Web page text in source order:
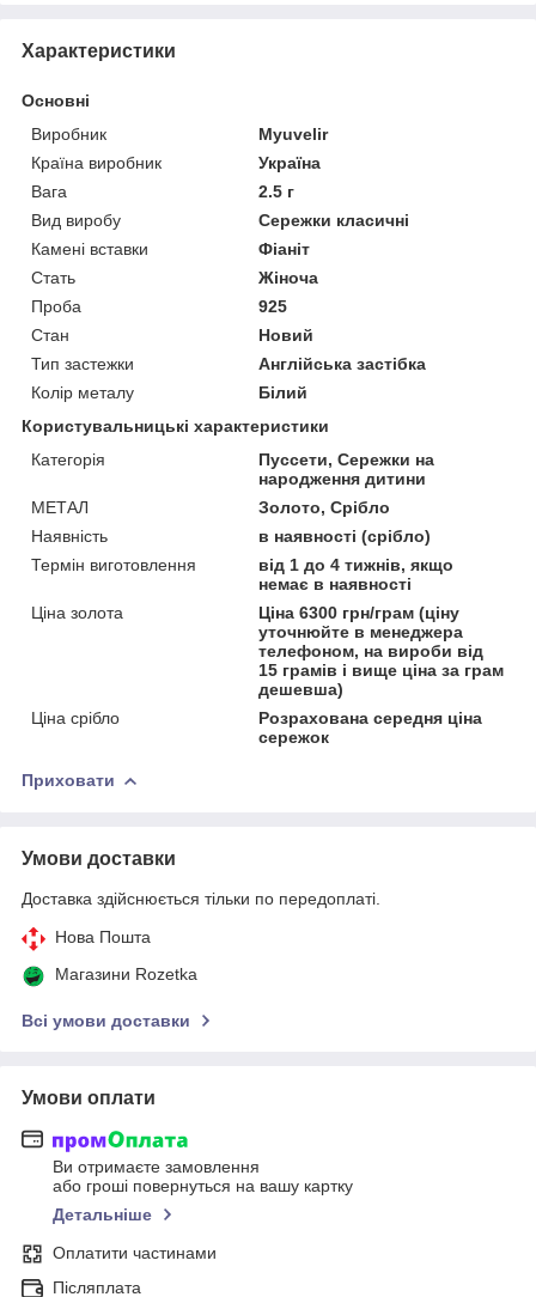
Характеристики
Основні
Виробник
Myuvelir
Країна виробник
Україна
Вага
2.5 г
Вид виробу
Сережки класичні
Камені вставки
Фіаніт
Стать
Жіноча
Проба
925
Стан
Новий
Тип застежки
Англійська застібка
Колір металу
Білий
Користувальницькі характеристики
Категорія
Пуссети, Сережки на
народження дитини
МЕТАЛ
Золото, Срібло
Наявність
в наявності (срібло)
Термін виготовлення
від 1 до 4 тижнів, якщо
немає в наявності
Ціна золота
Ціна 6300 грн/грам (ціну
уточнюйте в менеджера
телефоном, на вироби від
15 грамів і вище ціна за грам
дешевша)
Ціна срібло
Розрахована середня ціна
сережок
Приховати
Умови доставки
Доставка здійснюється тільки по передоплаті.
Нова Пошта
Магазини Rozetka
Всі умови доставки
Умови оплати
Ви отримаєте замовлення
або гроші повернуться на вашу картку
Детальніше
Оплатити частинами
Післяплата